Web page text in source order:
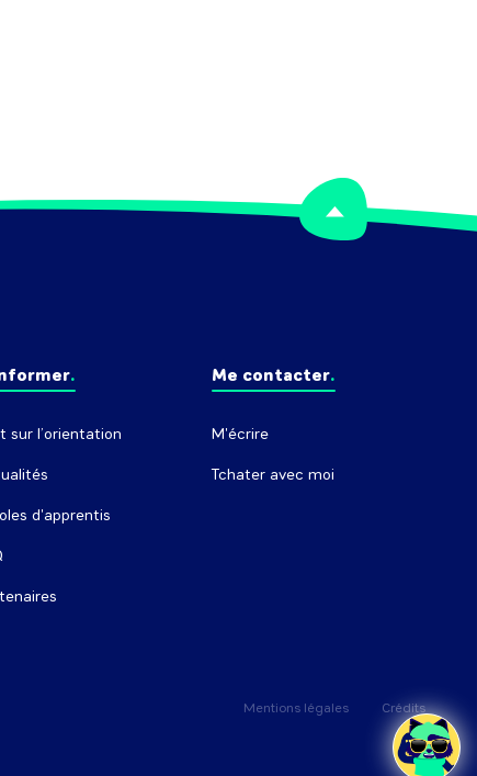
sur l’orientation
d'apprentis
Me contacter
M'écrire
Tchater avec moi
Mentions légales Crédits